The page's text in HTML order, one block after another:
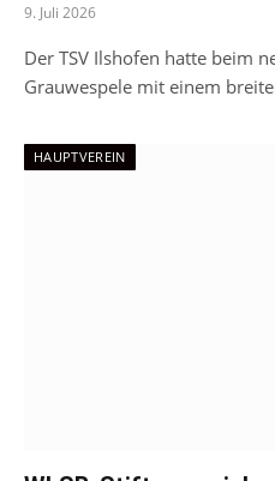
9. Juli 2026
Der TSV Ilshofen hatte beim
Grauwespele mit einem
HAUPTVEREIN